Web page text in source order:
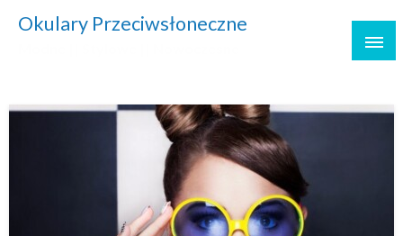
Okulary Przeciwsłoneczne